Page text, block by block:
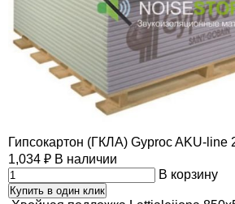
Гипсокартон (ГКЛА) Gyproc AKU-line
1,034 ₽ В наличии
В корзину
Купить в один клик